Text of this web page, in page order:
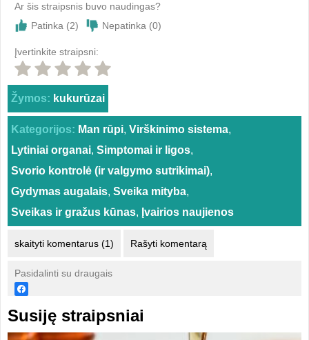
Ar šis straipsnis buvo naudingas?
Patinka (2) Nepatinka (0)
Įvertinkite straipsni:
Žymos: kukurūzai
Kategorijos: Man rūpi, Virškinimo sistema,
Lytiniai organai, Simptomai ir ligos,
Svorio kontrolė (ir valgymo sutrikimai),
Gydymas augalais, Sveika mityba,
Sveikas ir gražus kūnas, Įvairios naujienos
skaityti komentarus (1) Rašyti komentarą
Pasidalinti su draugais
Susiję straipsniai